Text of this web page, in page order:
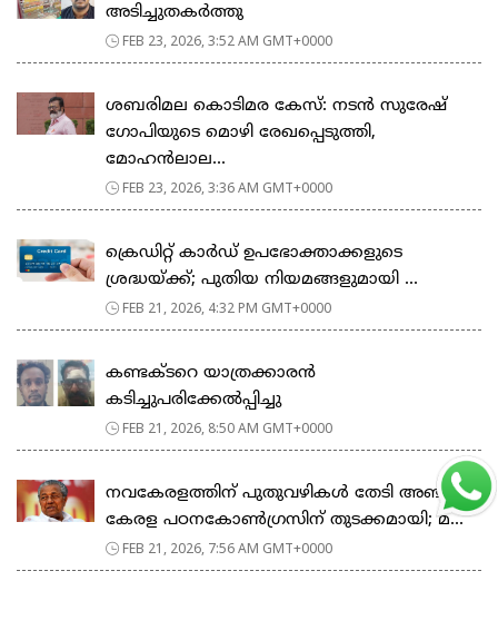
അടിച്ചുതകർത്തു
FEB 23, 2026, 3:52 AM GMT+0000
ശബരിമല കൊടിമര കേസ്: നടൻ സുരേഷ്
ഗോപിയുടെ മൊഴി രേഖപ്പെടുത്തി,
മോഹൻലാല...
FEB 23, 2026, 3:36 AM GMT+0000
ക്രെഡിറ്റ് കാർഡ് ഉപഭോക്താക്കളുടെ
ശ്രദ്ധയ്ക്ക്; പുതിയ നിയമങ്ങളുമായി ...
FEB 21, 2026, 4:32 PM GMT+0000
കണ്ടക്ടറെ യാത്രക്കാരൻ
കടിച്ചുപരിക്കേൽപ്പിച്ചു
FEB 21, 2026, 8:50 AM GMT+0000
നവകേരളത്തിന് പുതുവഴികൾ തേടി അഞ്ചാം
കേരള പഠനകോൺഗ്രസിന് തുടക്കമായി; മ...
FEB 21, 2026, 7:56 AM GMT+0000